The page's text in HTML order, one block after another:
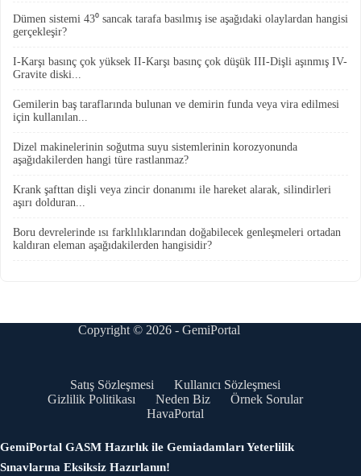
Dümen sistemi 43⁰ sancak tarafa basılmış ise aşağıdaki olaylardan hangisi
gerçekleşir?
I-Karşı basınç çok yüksek II-Karşı basınç çok düşük III-Dişli aşınmış IV-
Gravite diski...
Gemilerin baş taraflarında bulunan ve demirin funda veya vira edilmesi
için kullanılan...
Dizel makinelerinin soğutma suyu sistemlerinin korozyonunda
aşağıdakilerden hangi türe rastlanmaz?
Krank şafttan dişli veya zincir donanımı ile hareket alarak, silindirleri
aşırı dolduran...
Boru devrelerinde ısı farklılıklarından doğabilecek genleşmeleri ortadan
kaldıran eleman aşağıdakilerden hangisidir?
Copyright © 2026 - GemiPortal
Satış Sözleşmesi
Kullanıcı Sözleşmesi
Gizlilik Politikası
Neden Biz
Örnek Sorular
HavaPortal
GemiPortal GASM Hazırlık ile Gemiadamları Yeterlilik
Sınavlarına Eksiksiz Hazırlanın!